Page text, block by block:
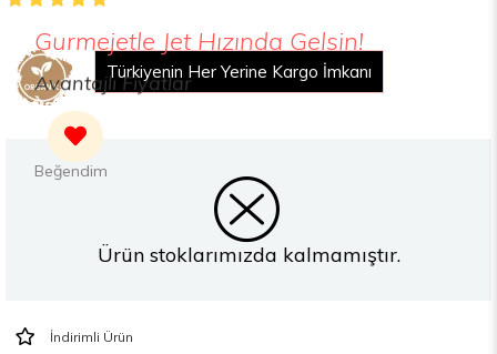
Türkiyenin Her Yerine Kargo İmkanı
Ürün stoklarımızda kalmamıştır.
İndirimli Ürün
Gurmejetle Jet Hızında Gelsin!
Avantajlı Fiyatlar
2000 TL Üzeri Alışverişte Ücretsiz Kargo
Yemek Kartları İle Ödeme İmkanı